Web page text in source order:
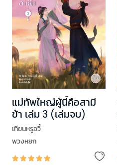
แม่ทัพใหญ่ผู้นี้คือสามี
ข้า เล่ม 3 (เล่มจบ)
เทียนหรูอวี้
พวงหยก